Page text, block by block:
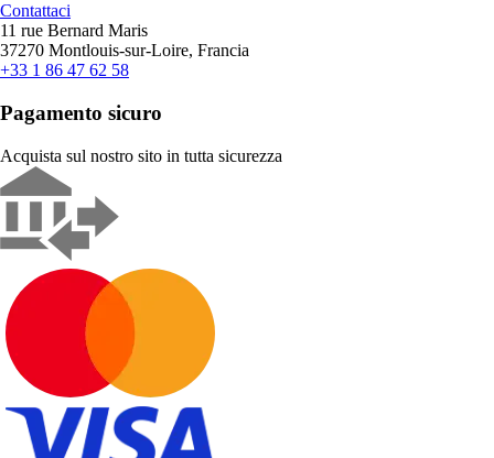
Contattaci
11 rue Bernard Maris
37270 Montlouis-sur-Loire, Francia
+33 1 86 47 62 58
Pagamento sicuro
Acquista sul nostro sito in tutta sicurezza